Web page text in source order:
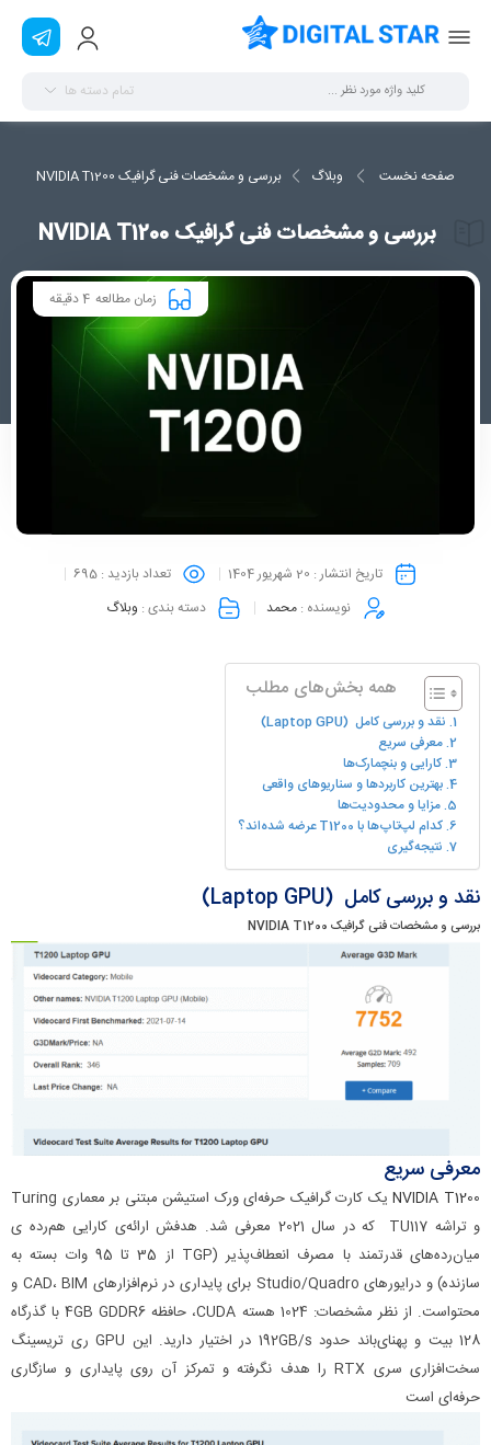
تمام دسته ها
صفحه نخست وبلاگ بررسی و مشخصات فنی گرافیک NVIDIA T1200
بررسی و مشخصات فنی گرافیک NVIDIA T1200
زمان مطالعه 4 دقیقه
تاریخ انتشار : 20 شهریور 1404 تعداد بازدید : 695
نویسنده :محمد دسته بندی : وبلاگ
همه بخش‌های مطلب
نقد و بررسی کامل (Laptop GPU)
معرفی سریع
کارایی و بنچمارک‌ها
بهترین کاربردها و سناریوهای واقعی
مزایا و محدودیت‌ها
کدام لپ‌تاپ‌ها با T1200 عرضه شده‌اند؟
نتیجه‌گیری
نقد و بررسی کامل (Laptop GPU)
بررسی و مشخصات فنی گرافیک NVIDIA T1200
معرفی سریع
NVIDIA T1200
یک کارت گرافیک حرفه‌ای ورک استیشن مبتنی بر معماری Turing
و تراشه TU117 که در سال 2021 معرفی شد. هدفش ارائه‌ی کارایی هم‌رده ی
میان‌رده‌های قدرتمند با مصرف انعطاف‌پذیر (TGP از 35 تا 95 وات بسته به
سازنده) و درایورهای Studio/Quadro برای پایداری در نرم‌افزارهای CAD، BIM و
محتواست. از نظر مشخصات: 1024 هسته CUDA، حافظه 4GB GDDR6 با گذرگاه
128 بیت و پهنای‌باند حدود 192GB/s در اختیار دارید. این GPU ری تریسینگ
سخت‌افزاری سری RTX را هدف نگرفته و تمرکز آن روی پایداری و سازگاری
حرفه‌ای است